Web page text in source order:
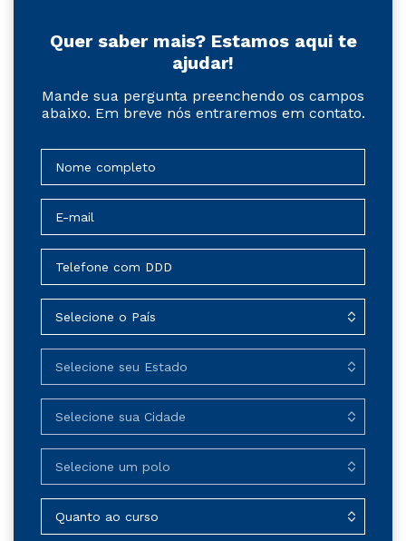
Quer saber mais? Estamos aqui te
ajudar!
Mande sua pergunta preenchendo os campos
abaixo. Em breve nós entraremos em contato.